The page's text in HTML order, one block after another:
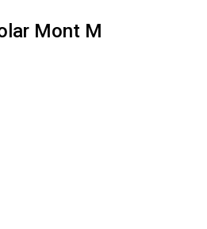
Mont M